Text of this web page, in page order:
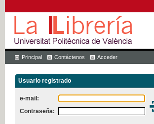
Principal Contáctenos Acceder
Usuario registrado
e-mail:
Contraseña: